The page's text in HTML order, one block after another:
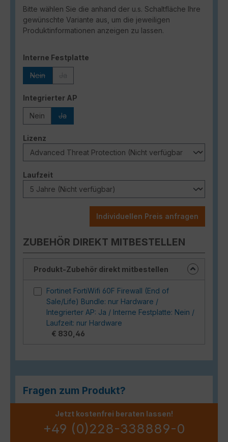
Bitte wählen Sie die anhand der u.s. Schaltfläche Ihre
gewünschte Variante aus, um die jeweiligen
Produktinformationen anzeigen zu lassen.
Interne Festplatte
Nein
Integrierter AP
Nein Ja
Lizenz
Laufzeitauswählen
Individuellen Preis anfragen
ZUBEHÖR DIREKT MITBESTELLEN
Produkt-Zubehör direkt mitbestellen
Fortinet FortiWifi 60F Firewall (End of
Sale/Life) Bundle: nur Hardware /
Integrierter AP: Ja / Interne Festplatte: Nein /
Laufzeit: nur Hardware
€ 830,46
Fragen zum Produkt?
Jetzt kostenfrei beraten lassen!
+49 (0)228-338889-0